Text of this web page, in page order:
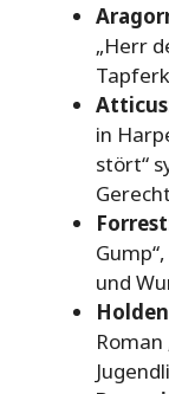
„Herr
in
stört“
und